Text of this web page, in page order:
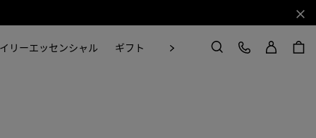
閉
リーエッセンシャル ギフト Craft in Motion
次
検索
カスタマーケア ログイン